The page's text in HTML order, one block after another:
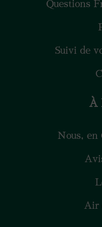
Questions
Suivi de
À
Nous, en
Air